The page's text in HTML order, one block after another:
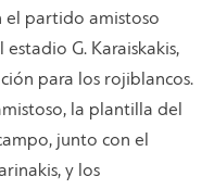
el partido amistoso
G. Karaiskakis,
para los rojiblancos.
la plantilla del
junto con el
y los